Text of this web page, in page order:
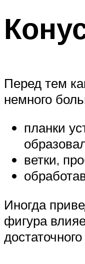
Перед тем
немного
планки
ветки,
Иногда
фигура